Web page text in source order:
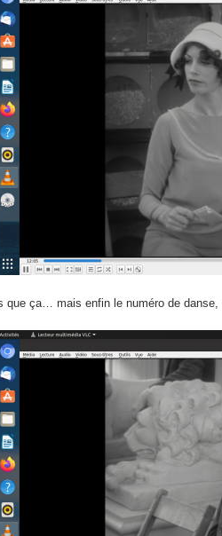
que ça… mais enfin le numéro de danse,